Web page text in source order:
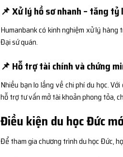
📌 Xử lý hồ sơ nhanh – tăng tỷ
Humanbank có kinh nghiệm xử lý
Đại sứ quán.
📌 Hỗ trợ tài chính và chứng
Nhiều bạn lo lắng về chi phí du học.
hỗ trợ tư vấn mở tài khoản phong tỏa,
Điều kiện du học Đức
Để tham gia chương trình du học Đức,